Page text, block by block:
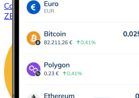
ComprarZCash con transferencia
ZEC